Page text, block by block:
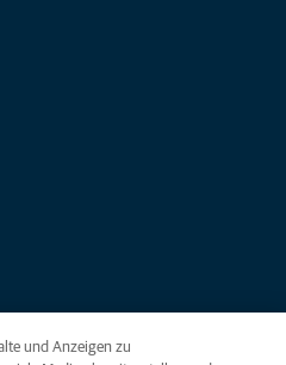
Notfall-Service. Weil Ihr Tier die beste
und Anzeigen zu